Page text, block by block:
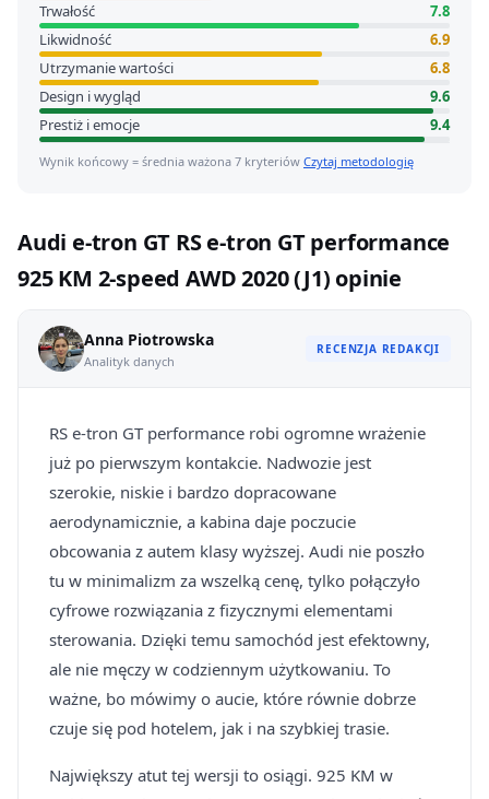
Trwałość
7.8
Likwidność
6.9
Utrzymanie wartości
6.8
Design i wygląd
9.6
Prestiż i emocje
9.4
Wynik końcowy = średnia ważona 7 kryteriów Czytaj metodologię
Audi e-tron GT RS e-tron GT performance
925 KM 2-speed AWD 2020 (J1) opinie
Anna Piotrowska
Analityk danych
RECENZJA REDAKCJI
RS e-tron GT performance robi ogromne wrażenie
już po pierwszym kontakcie. Nadwozie jest
szerokie, niskie i bardzo dopracowane
aerodynamicznie, a kabina daje poczucie
obcowania z autem klasy wyższej. Audi nie poszło
tu w minimalizm za wszelką cenę, tylko połączyło
cyfrowe rozwiązania z fizycznymi elementami
sterowania. Dzięki temu samochód jest efektowny,
ale nie męczy w codziennym użytkowaniu. To
ważne, bo mówimy o aucie, które równie dobrze
czuje się pod hotelem, jak i na szybkiej trasie.
Największy atut tej wersji to osiągi. 925 KM w